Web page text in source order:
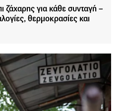
ζάχαρης για κάθε συνταγή –
θερμοκρασίες και